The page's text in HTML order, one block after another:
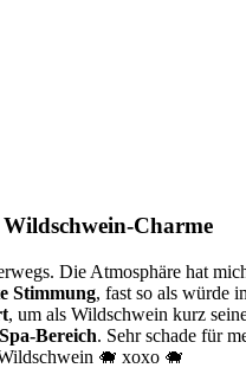
Charme
Die Atmosphäre hat
Stimmung, fast so als würde
, um als Wildschwein kurz
Bereich. Sehr schade für
🐗 xoxo 🐗